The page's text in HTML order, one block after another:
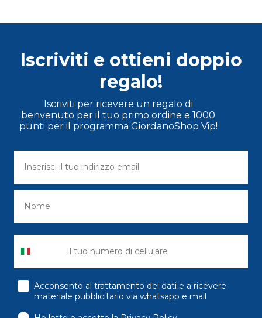
Iscriviti e ottieni doppio
regalo!
Iscriviti per ricevere un regalo di
benvenuto per il tuo primo ordine e 1000
punti per il programma GiordanoShop Vip!
consenso
Acconsento al trattamento dei dati e a ricevere
materiale pubblicitario via whatsapp e mail